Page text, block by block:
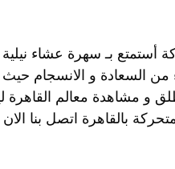
أستمتع بـ سهرة عشاء نيلية
السعادة و الانسجام حيث
و مشاهدة معالم القاهرة
بالقاهرة اتصل بنا